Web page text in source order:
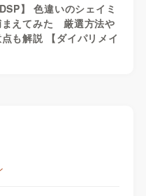
】 色違いのシェイミ
まえてみた 厳選方法や
も解説 【ダイパリメイ